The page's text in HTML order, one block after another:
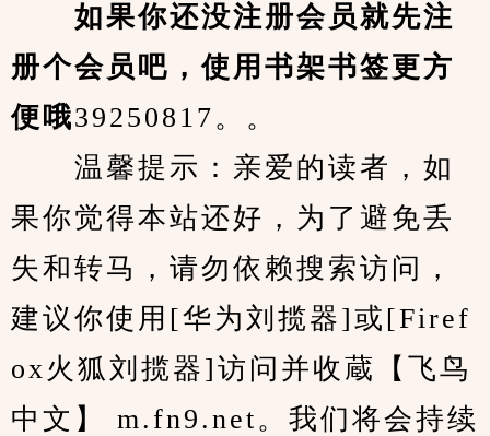
如果你还没注册会员就先注
册个会员吧，使用书架书签更方
便哦39250817。。
温馨提示：亲爱的读者，如
果你觉得本站还好，为了避免丢
失和转马，请勿依赖搜索访问，
建议你使用[华为刘揽器]或[Firef
ox火狐刘揽器]访问并收蔵【飞鸟
中文】 m.fn9.net。我们将会持续